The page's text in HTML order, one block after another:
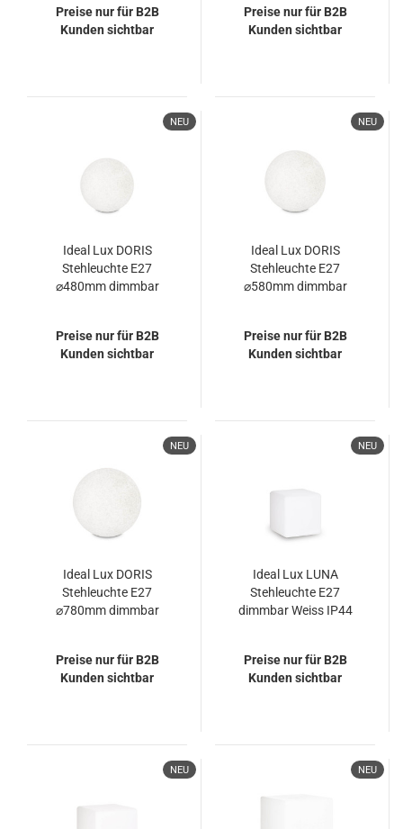
Warmweiss
4058075834743
Preise nur für B2B
Kunden sichtbar
Preise nur für B2B
Kunden sichtbar
NEU
Ideal Lux DORIS
Stehleuchte E27
⌀480mm dimmbar
Preise nur für B2B
Kunden sichtbar
NEU
Ideal Lux DORIS
Stehleuchte E27
⌀580mm dimmbar
Preise nur für B2B
Kunden sichtbar
NEU
Ideal Lux DORIS
Stehleuchte E27
⌀780mm dimmbar
Preise nur für B2B
Kunden sichtbar
NEU
Ideal Lux LUNA
Stehleuchte E27
dimmbar Weiss IP44
Preise nur für B2B
Kunden sichtbar
NEU NEU